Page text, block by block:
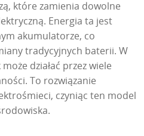
które zamienia dowolne
Energia ta jest
akumulatorze, co
tradycyjnych baterii. W
działać przez wiele
To rozwiązanie
czyniąc ten model